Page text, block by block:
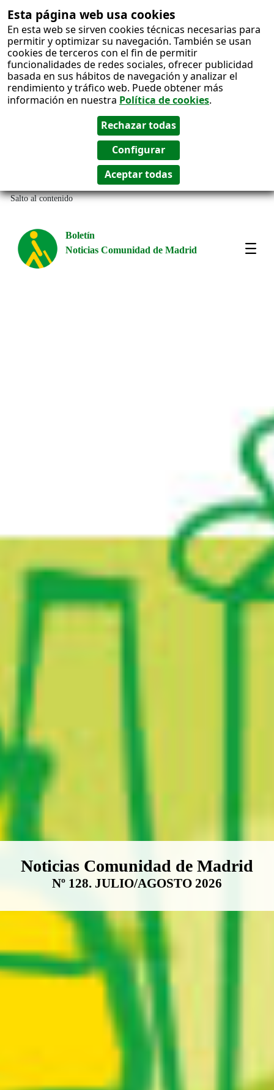
Esta página web usa cookies
En esta web se sirven cookies técnicas necesarias para
permitir y optimizar su navegación. También se usan
cookies de terceros con el fin de permitir
funcionalidades de redes sociales, ofrecer publicidad
basada en sus hábitos de navegación y analizar el
rendimiento y tráfico web. Puede obtener más
información en nuestra Política de cookies.
Salto al contenido
Boletín
Noticias Comunidad de Madrid
Boletín Noticias Comunidad de
Noticias Comunidad de Madrid
Nº 128. JULIO/AGOSTO 2026